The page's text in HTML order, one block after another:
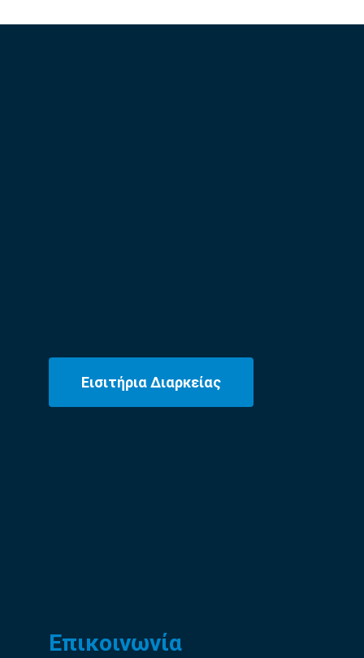
Εισιτήρια Διαρκείας
Επικοινωνία